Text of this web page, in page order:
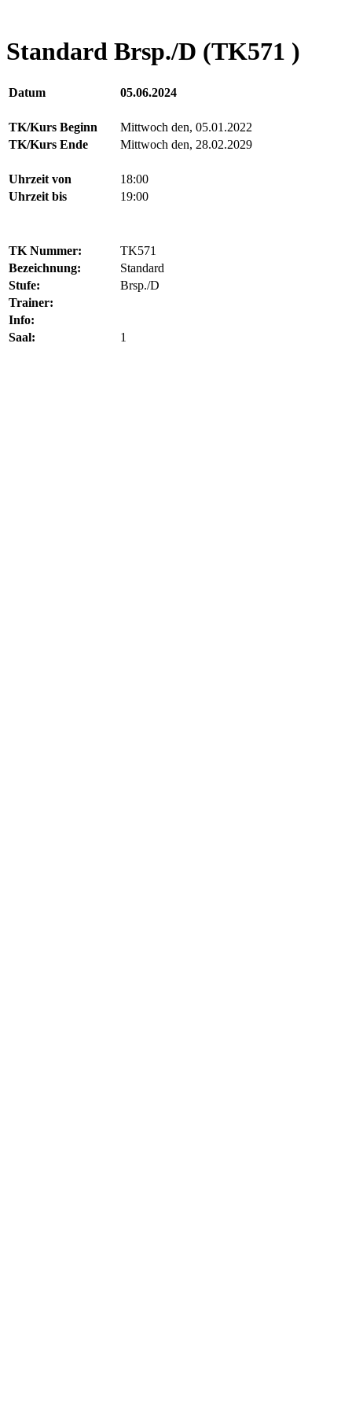
Standard Brsp./D (TK571 )
Datum 05.06.2024
TK/Kurs Beginn
Mittwoch den, 05.01.2022
TK/Kurs Ende
Mittwoch den, 28.02.2029
Uhrzeit von
18:00
Uhrzeit bis
19:00
TK Nummer:
TK571
Bezeichnung:
Standard
Stufe:
Brsp./D
Trainer:
Info:
Saal:
1